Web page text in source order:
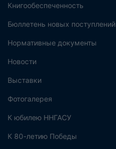
Книгообеспеченность
Бюллетень новых поступлений
Нормативные документы
Новости
Выставки
Фотогалерея
К юбилею ННГАСУ
К 80-летию Победы